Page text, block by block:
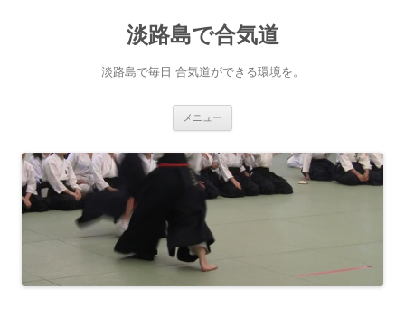
淡路島で合気道
淡路島で毎日 合気道ができる環境を。
メニュー